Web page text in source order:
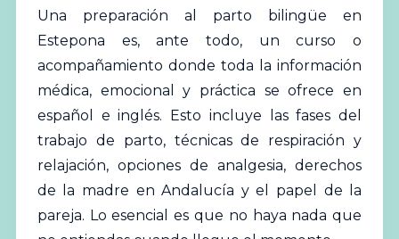
Una preparación al parto bilingüe en
Estepona es, ante todo, un curso o
acompañamiento donde toda la información
médica, emocional y práctica se ofrece en
español e inglés. Esto incluye las fases del
trabajo de parto, técnicas de respiración y
relajación, opciones de analgesia, derechos
de la madre enAndalucía y el papel de la
pareja. Lo esencial es que no haya nada que